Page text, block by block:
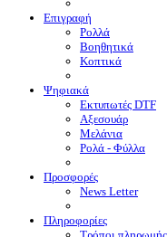
Επιγραφή
Ρολλά
Βοηθητικά
Κοπτικά
Ψηφιακά
Eκτυπωτές DTF
Αξεσουάρ
Μελάνια
Ρολά - Φύλλα
Προσφορές
News Letter
Πληροφορίες